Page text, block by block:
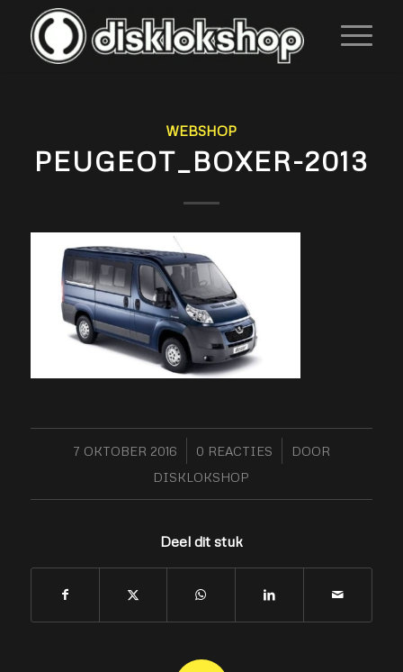
WEBSHOP
PEUGEOT_BOXER-2013
7 OKTOBER 2016
/ 0 REACTIES
/
DOOR
DISKLOKSHOP
Deel dit stuk